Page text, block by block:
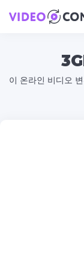
이 온라인 비디오